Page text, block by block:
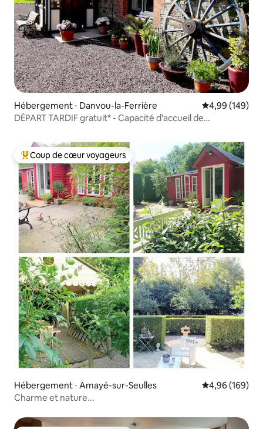
Hébergement ⋅ Danvou-la-Ferrière Évaluation
4,99 (149)
DÉPART TARDIF gratuit* - Capacité d'accueil de
Coups de cœur voyageurs les plus appréciés
Coup de cœur voyageurs
Hébergement ⋅ Amayé-sur-Seulles Évaluation
4,96 (169)
Charme et nature...